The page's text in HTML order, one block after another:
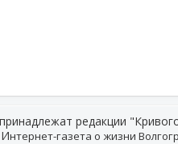
редакции
нтернет-газета о жизни